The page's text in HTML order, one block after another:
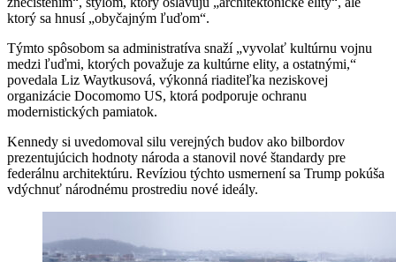
ktorý sa hnusí „obyčajným ľuďom“.
Týmto spôsobom sa administratíva snaží „vyvolať kultúrnu vojnu
medzi ľuďmi, ktorých považuje za kultúrne elity, a ostatnými,“
povedala Liz Waytkusová, výkonná riaditeľka neziskovej
organizácie Docomomo US, ktorá podporuje ochranu
modernistických pamiatok.
Kennedy si uvedomoval silu verejných budov ako bilbordov
prezentujúcich hodnoty národa a stanovil nové štandardy pre
federálnu architektúru. Revíziou týchto usmernení sa Trump pokúša
vdýchnuť národnému prostrediu nové ideály.